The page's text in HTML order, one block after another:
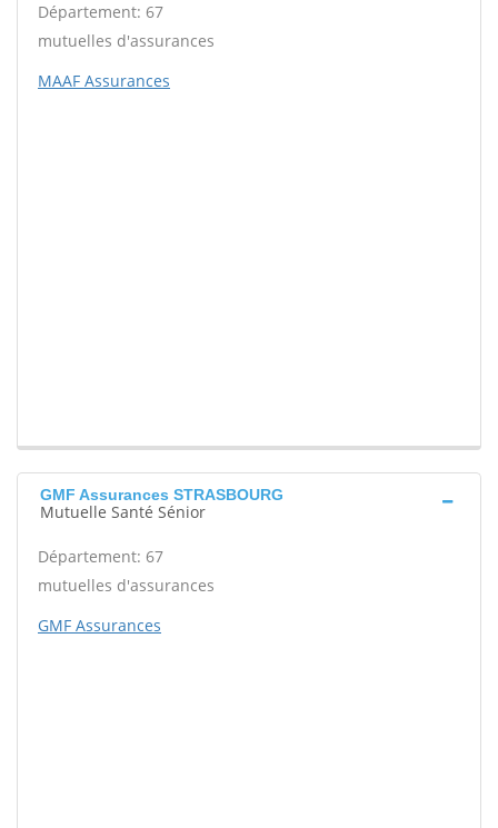
Département: 67
mutuelles d'assurances
MAAF Assurances
GMF Assurances STRASBOURG
Mutuelle Santé Sénior
Département: 67
mutuelles d'assurances
GMF Assurances